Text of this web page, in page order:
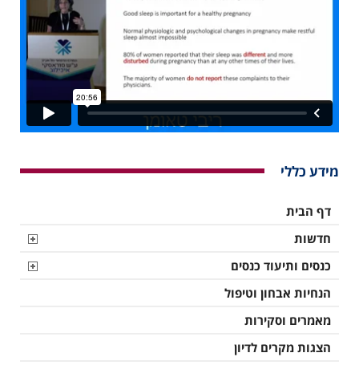
מידע כללי
דף הבית
חדשות
כנסים ותיעוד כנסים
הנחיות אבחון וטיפול
מאמרים וסקירות
הצגות מקרים לדיון